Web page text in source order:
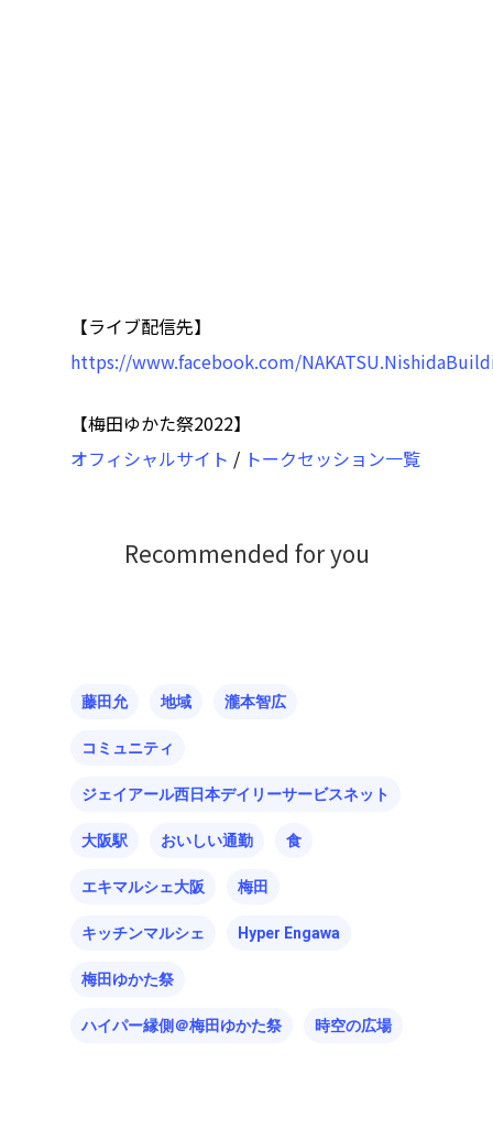
【ライブ配信先】
https://www.facebook.com/
【梅田ゆかた祭2022】
オフィシャルサイト / トークセッション一覧
Recommended for you
藤田允 地域 瀧本智広
コミュニティ
ジェイアール西日本デイリーサービスネット
大阪駅 おいしい通勤 食
エキマルシェ大阪 梅田
キッチンマルシェ Hyper Engawa
梅田ゆかた祭
ハイパー縁側＠梅田ゆかた祭 時空の広場